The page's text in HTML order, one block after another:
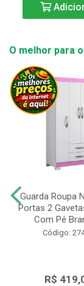
O melhor para
Guarda Roupa
Portas 2
Com Pé
Código:
R$